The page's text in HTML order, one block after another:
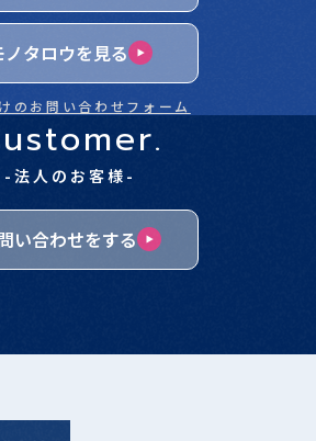
ノタロウを見る
のお問い合わせフォーム
-法人のお客様-
い合わせをする